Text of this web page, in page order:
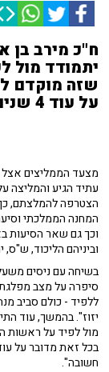
ח"כ מירב בן
יתמודד מול
שזה מוקדם
על עוד 4 שנים"
מצעד הממליצים
עתיד הגיע והמליצה
המחנה הממלכתי
וביניהם הליכוד, ש"ס,
סיפרה על מצב
ללפיד - כולם סביב
יזוז". בהמשך, עוד
מול לפיד על ראשות
חשובה".